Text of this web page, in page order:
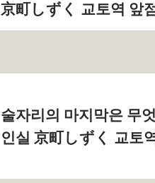
京町しずく 교토역 앞
술자리의 마지막은 무
인실 京町しずく 교토